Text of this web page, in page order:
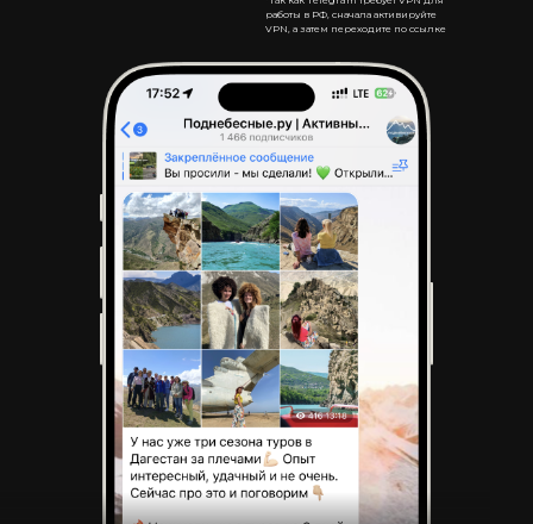
работы в РФ, сначала активируйте
VPN, а затем переходите по ссылке